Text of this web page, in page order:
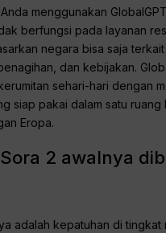
menggunakan
berfungsi pada layanan
negara bisa saja
dan kebijakan.
sehari-hari dengan
siap pakai dalam satu ruang
Eropa.
2 awalnya
adalah kepatuhan di tingkat